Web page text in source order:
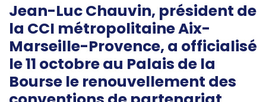
Jean-Luc Chauvin, président de
la CCI métropolitaine Aix-
Marseille-Provence, a officialisé
le 11 octobre au Palais de la
Bourse le renouvellement des